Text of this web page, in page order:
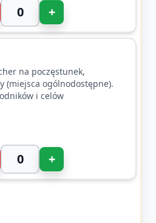
+
na poczęstunek,
(miejsca ogólnodostępne).
i celów
+